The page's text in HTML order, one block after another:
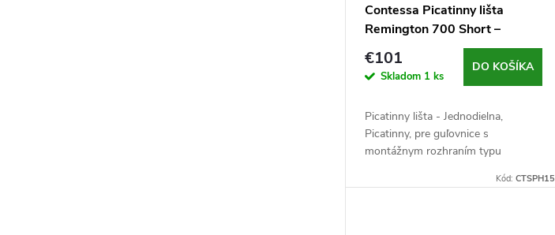
Contessa Picatinny lišta
Remington 700 Short –
Montáž
€101
Skladom 1 ks
DO KOŠÍKA
Picatinny lišta - Jednodielna,
Picatinny, pre guľovnice s
montážnym rozhraním typu
čierna
Kód:CTSPH15